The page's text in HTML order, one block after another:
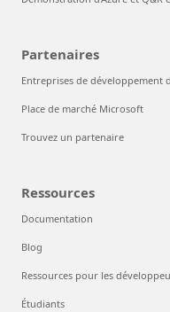
Partenaires
Entreprises de développement
Place de marché Microsoft
Trouvez un partenaire
Ressources
Documentation
Blog
Ressources pour les
Étudiants